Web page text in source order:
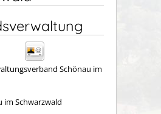
Schönau im
im Schwarzwald